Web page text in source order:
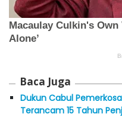
Baca Juga
Dukun Cabul
Terancam 15 Tahun